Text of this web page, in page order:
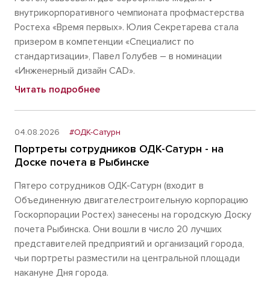
внутрикорпоративного чемпионата профмастерства
Ростеха «Время первых». Юлия Секретарева стала
призером в компетенции «Специалист по
стандартизации», Павел Голубев – в номинации
«Инженерный дизайн CAD».
Читать подробнее
04.08.2026 #ОДК-Сатурн
Портреты сотрудников ОДК-Сатурн - на
Доске почета в Рыбинске
Пятеро сотрудников ОДК-Сатурн (входит в
Объединенную двигателестроительную корпорацию
Госкорпорации Ростех) занесены на городскую Доску
почета Рыбинска. Они вошли в число 20 лучших
представителей предприятий и организаций города,
чьи портреты разместили на центральной площади
накануне Дня города.